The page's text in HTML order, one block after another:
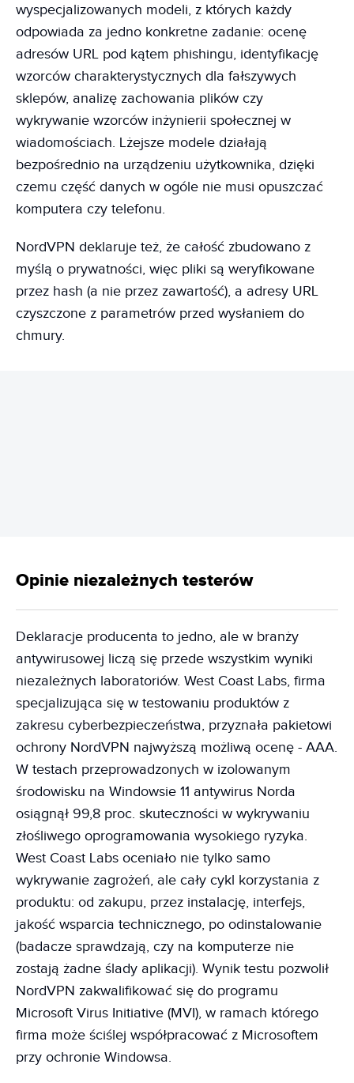
wyspecjalizowanych modeli, z których każdy
odpowiada za jedno konkretne zadanie: ocenę
adresów URL pod kątem phishingu, identyfikację
wzorców charakterystycznych dla fałszywych
sklepów, analizę zachowania plików czy
wykrywanie wzorców inżynierii społecznej w
wiadomościach. Lżejsze modele działają
bezpośrednio na urządzeniu użytkownika, dzięki
czemu część danych w ogóle nie musi opuszczać
komputera czy telefonu.
NordVPN deklaruje też, że całość zbudowano z
myślą o prywatności, więc pliki są weryfikowane
przez hash (a nie przez zawartość), a adresy URL
czyszczone z parametrów przed wysłaniem do
chmury.
Opinie niezależnych testerów
Deklaracje producenta to jedno, ale w branży
antywirusowej liczą się przede wszystkim wyniki
niezależnych laboratoriów. West Coast Labs, firma
specjalizująca się w testowaniu produktów z
zakresu cyberbezpieczeństwa, przyznała pakietowi
ochrony NordVPN najwyższą możliwą ocenę - AAA.
W testach przeprowadzonych w izolowanym
środowisku na Windowsie 11 antywirus Norda
osiągnął 99,8 proc. skuteczności w wykrywaniu
złośliwego oprogramowania wysokiego ryzyka.
West Coast Labs oceniało nie tylko samo
wykrywanie zagrożeń, ale cały cykl korzystania z
produktu: od zakupu, przez instalację, interfejs,
jakość wsparcia technicznego, po odinstalowanie
(badacze sprawdzają, czy na komputerze nie
zostają żadne ślady aplikacji). Wynik testu pozwolił
NordVPN zakwalifikować się do programu
Microsoft Virus Initiative (MVI), w ramach którego
firma może ściślej współpracować z Microsoftem
przy ochronie Windowsa.